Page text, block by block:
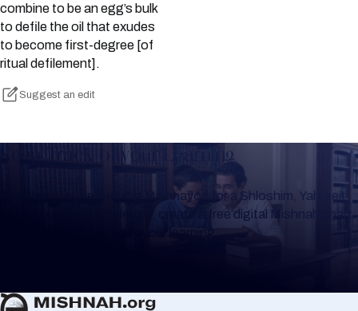
combine to be an egg’s bulk
to defile the oil that exudes
to become first-degree [of
ritual defilement].
Suggest an edit
Keep Track of your Learning
Whether you are learning Mishnayos for a Shloshim, Yahrzeit
or for your own knowledge, create a free digital Mishnah chart
to help you keep track of your learning.